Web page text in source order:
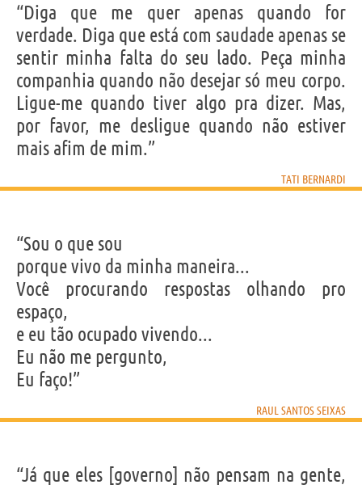
“Diga que me quer apenas quando for
verdade. Diga que está com saudade apenas se
sentir minha falta do seu lado. Peça minha
companhia quando não desejar só meu corpo.
Ligue-me quando tiver algo pra dizer. Mas,
por favor, me desligue quando não estiver
mais afim de mim.”
TATI BERNARDI
“Sou o que sou
porque vivo da minha maneira...
Você procurando respostas olhando pro
espaço,
e eu tão ocupado vivendo...
Eu não me pergunto,
Eu faço!”
RAUL SANTOS SEIXAS
“Já que eles [governo] não pensam na gente,